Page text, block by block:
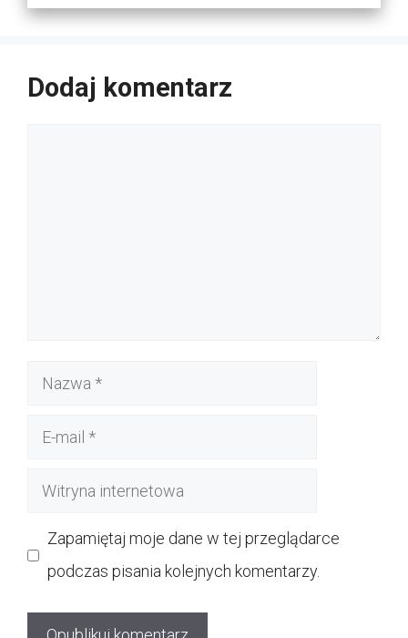
Dodaj komentarz
Nazwa
Witryna
Zapamiętaj moje dane w tej przeglądarce
podczas pisania kolejnych komentarzy.